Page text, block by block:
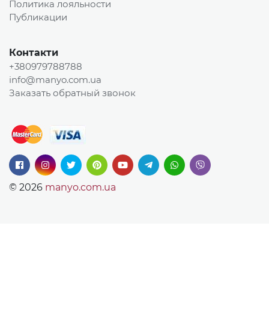
Политика лояльности
Публикации
Контакти
+380979788788
info@manyo.com.ua
Заказать обратный звонок
© 2026 manyo.com.ua